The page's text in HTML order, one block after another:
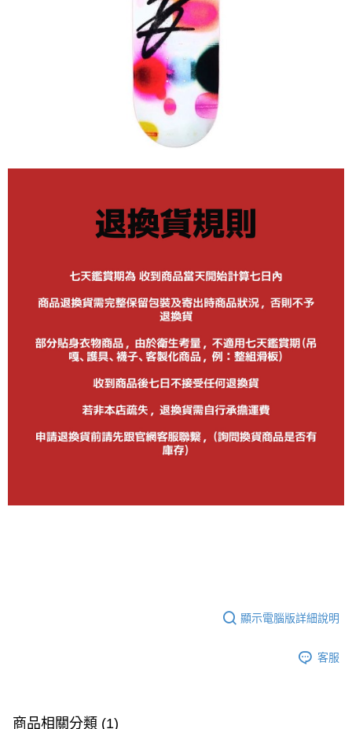
顯示電腦版詳細說明
客服
商品相關分類 (1)